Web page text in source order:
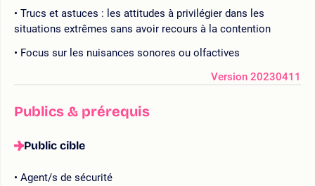
Trucs et astuces : les attitudes à privilégier dans les
situations extrêmes sans avoir recours à la contention
Focus sur les nuisances sonores ou olfactives
Version 20230411
Publics & prérequis
Public cible
Agent/s de sécurité